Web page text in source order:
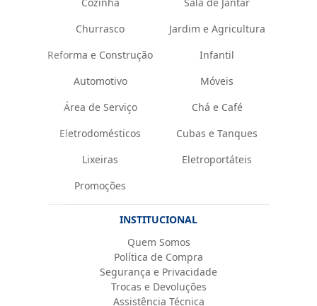
Churrasco
Jardim e Agricultura
Reforma e Construção
Infantil
Automotivo
Móveis
Área de Serviço
Chá e Café
Eletrodomésticos
Cubas e Tanques
Lixeiras
Eletroportáteis
Promoções
INSTITUCIONAL
Quem Somos
Política de Compra
Segurança e Privacidade
Trocas e Devoluções
Assistência Técnica